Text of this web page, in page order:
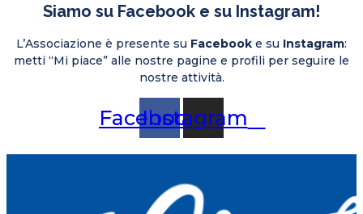
Siamo su Facebook e su Instagram!
L’Associazione è presente su Facebook e su Instagram:
metti “Mi piace” alle nostre pagine e profili per seguire le
nostre attività.
Facebook
Instagram